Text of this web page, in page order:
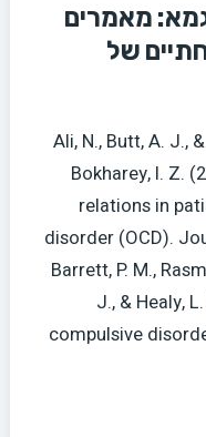
מאמרים
של
Ali, N., Butt, A. J., &
Bokharey, I. Z.
relations in
disorder (OCD).
Psychiatry, 4(3), 11-12.‏ Barrett, P.
J., & Healy,
compulsive